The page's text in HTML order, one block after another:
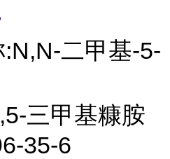
二甲基-5-
三甲基糠胺
35-6